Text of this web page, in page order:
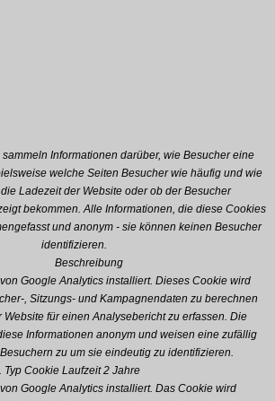
Informationen darüber, wie Besucher eine
welche Seiten Besucher wie häufig und wie
Ladezeit der Website oder ob der Besucher
bekommen. Alle Informationen, die diese Cookies
und anonym - sie können keinen Besucher
identifizieren.
Beschreibung
Google Analytics installiert. Dieses Cookie wird
, Sitzungs- und Kampagnendaten zu berechnen
für einen Analysebericht zu erfassen. Die
Informationen anonym und weisen eine zufällig
zu um sie eindeutig zu identifizieren.
Typ Cookie Laufzeit 2 Jahre
Google Analytics installiert. Das Cookie wird